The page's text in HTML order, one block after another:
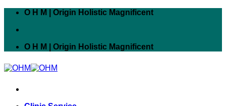
Skip
content
O H M | Origin Holistic Magnificent
O H M | Origin Holistic Magnificent